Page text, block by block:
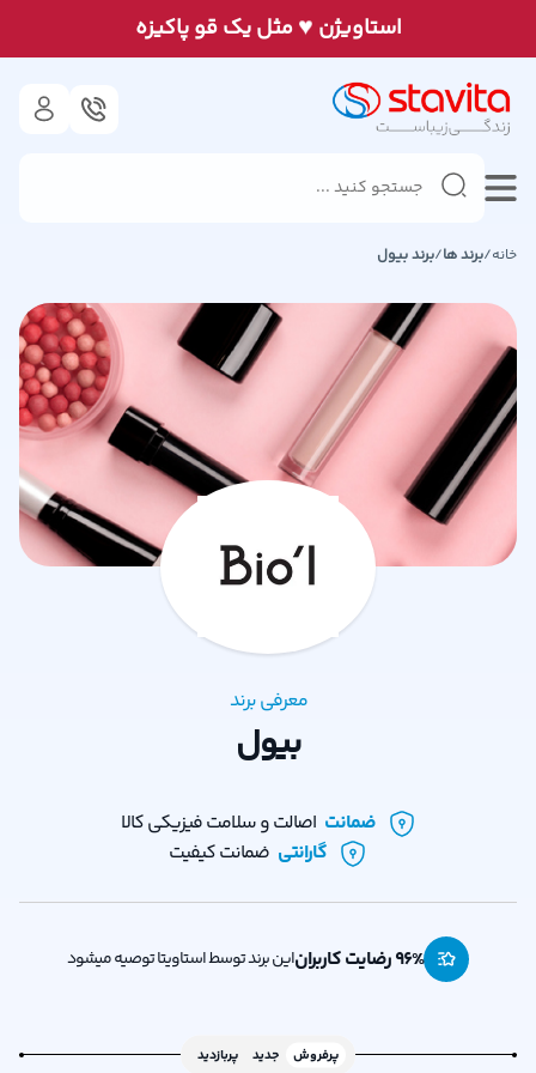
استاويژن ♥مثل يک قو پاكيزه
خانه/برند ها/برندبیول
معرفی برند
بیول
ضمانت اصالت و سلامت فیزیکی کالا
گارانتی ضمانت کیفیت
96% رضایت کاربران این برند توسط استاویتا توصیه میشود
پرفروش جدید پربازدید